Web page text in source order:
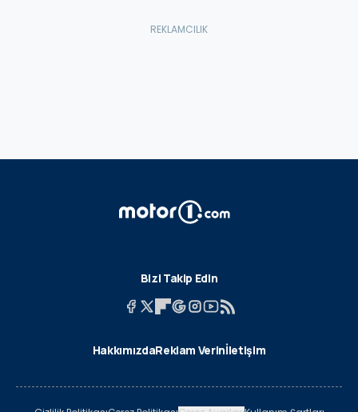
Bizi Takip Edin
HakkımızdaReklam Verinİletişim